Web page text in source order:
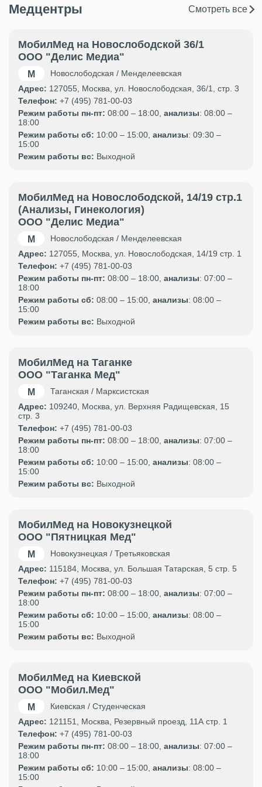
Медцентры Смотреть все
МобилМед на Новослободской 36/1
ООО "Делис Медиа"
Новослободская / Менделеевская
Адрес: 127055, Москва, ул. Новослободская, 36/1, стр. 3
Телефон: +7 (495) 781-00-03
Режим работы пн-пт: 08:00 – 18:00, анализы: 08:00 –
18:00
Режим работы сб: 10:00 – 15:00, анализы: 09:30 –
15:00
Режим работы вс: Выходной
МобилМед на Новослободской, 14/19 стр.1
(Анализы, Гинекология)
ООО "Делис Медиа"
Новослободская / Менделеевская
Адрес: 127055, Москва, ул. Новослободская, 14/19 стр. 1
Телефон: +7 (495) 781-00-03
Режим работы пн-пт: 08:00 – 18:00, анализы: 07:00 –
18:00
Режим работы сб: 08:00 – 15:00, анализы: 08:00 –
15:00
Режим работы вс: Выходной
МобилМед на Таганке
ООО "Таганка Мед"
Таганская / Марксистская
Адрес: 109240, Москва, ул. Верхняя Радищевская, 15
стр. 3
Телефон: +7 (495) 781-00-03
Режим работы пн-пт: 08:00 – 18:00, анализы: 07:00 –
18:00
Режим работы сб: 10:00 – 15:00, анализы: 08:00 –
15:00
Режим работы вс: Выходной
МобилМед на Новокузнецкой
ООО "Пятницкая Мед"
Новокузнецкая / Третьяковская
Адрес: 115184, Москва, ул. Большая Татарская, 5 стр. 5
Телефон: +7 (495) 781-00-03
Режим работы пн-пт: 08:00 – 18:00, анализы: 07:00 –
18:00
Режим работы сб: 10:00 – 15:00, анализы: 08:00 –
15:00
Режим работы вс: Выходной
МобилМед на Киевской
ООО "Мобил.Мед"
Киевская / Студенческая
Адрес: 121151, Москва, Резервный проезд, 11А стр. 1
Телефон: +7 (495) 781-00-03
Режим работы пн-пт: 08:00 – 18:00, анализы: 07:00 –
18:00
Режим работы сб: 10:00 – 15:00, анализы: 08:00 –
15:00